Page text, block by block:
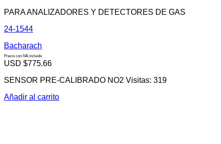
PARA ANALIZADORES Y DETECTORES DE GAS
24-1544
Bacharach
Precio con IVA incluido
USD $775.66
SENSOR PRE-CALIBRADO NO2 Visitas: 319
Añadir al carrito